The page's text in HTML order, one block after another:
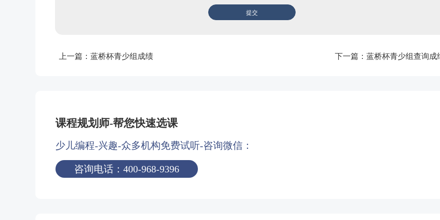
上一篇：蓝桥杯青少组成绩 下一篇： 蓝桥杯青少组查询成
课程规划师-帮您快速选课
少儿编程-兴趣-众多机构免费试听-咨询微信：
咨询电话：400-968-9396